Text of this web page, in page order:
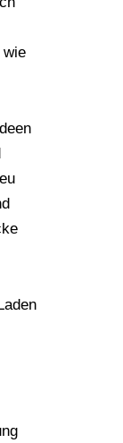
wie